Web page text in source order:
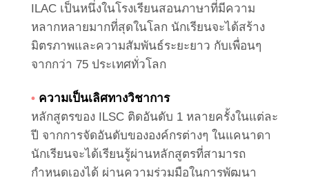
ILAC เป็นหนึ่งในโรงเรียนสอนภาษาที่มีความ
หลากหลายมากที่สุดในโลก นักเรียนจะได้สร้าง
มิตรภาพและความสัมพันธ์ระยะยาว กับเพื่อนๆ
จากกว่า 75 ประเทศทั่วโลก
• ความเป็นเลิศทางวิชาการ
หลักสูตรของ ILSC ติดอันดับ 1 หลายครั้งในแต่ละ
ปี จากการจัดอันดับขององค์กรต่างๆ ในแคนาดา
นักเรียนจะได้เรียนรู้ผ่านหลักสูตรที่สามารถ
กำหนดเองได้ ผ่านความร่วมมือในการพัฒนา